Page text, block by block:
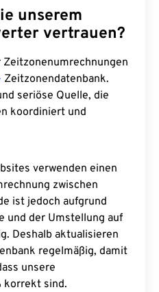
unserem
vertrauen?
Zeitzonendatenbank.
seriöse Quelle, die
koordiniert und
verwenden einen
zwischen
ist jedoch aufgrund
und der Umstellung auf
Deshalb aktualisieren
regelmäßig, damit
unsere
korrekt sind.